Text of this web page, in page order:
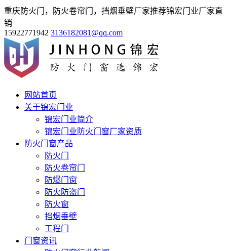
重庆防火门，防火卷帘门，挡烟垂壁厂家推荐锦宏门业厂家直
销
15922771942 3136182081@qq.com
网站首页
关于锦宏门业
锦宏门业简介
锦宏门业防火门窗厂家资质
防火门窗产品
防火门
防火卷帘门
防爆门窗
防火防盗门
防火窗
挡烟垂壁
工程门
门窗资讯